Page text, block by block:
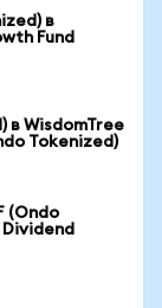
в
Fund
в WisdomTree
Tokenized)
(Ondo